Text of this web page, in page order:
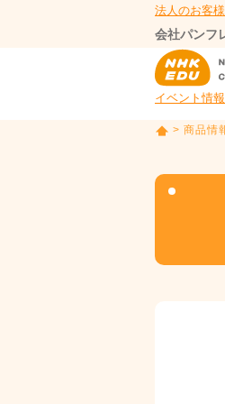
法人のお客様
会社パンフ
イベント情報
P
> 商品情